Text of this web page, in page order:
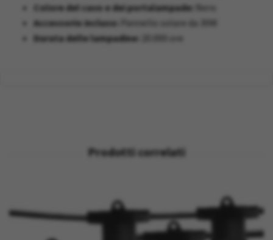
Colore del cavo e dei portalampade: Nero
Accessorio incluso:
Pannello solare da 30W
Durata delle lampadine:
20.000 ore